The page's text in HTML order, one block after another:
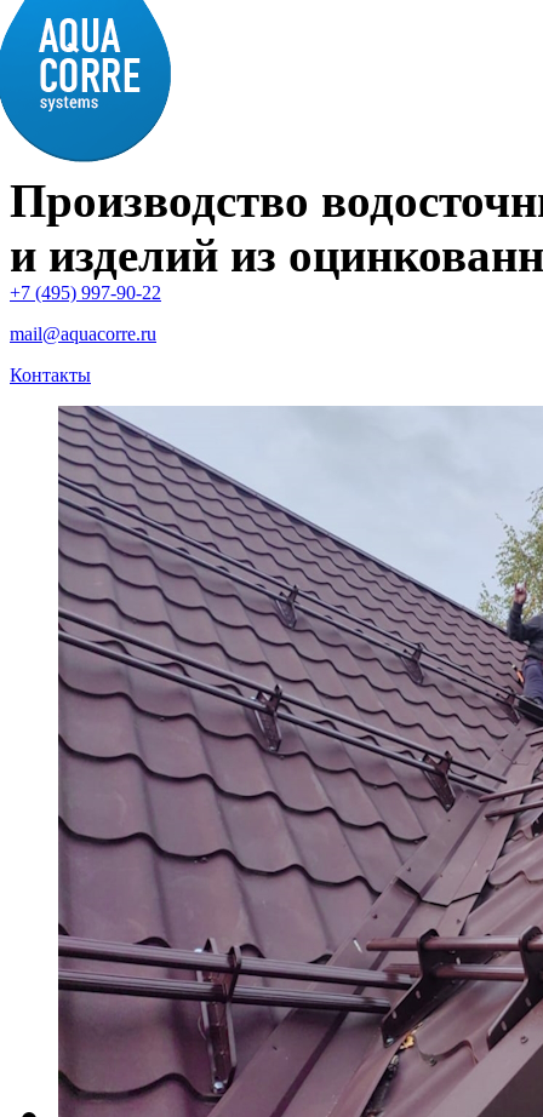
Производство
и изделий из
+7 (495) 997-90-22
mail@aquacorre.ru
Контакты